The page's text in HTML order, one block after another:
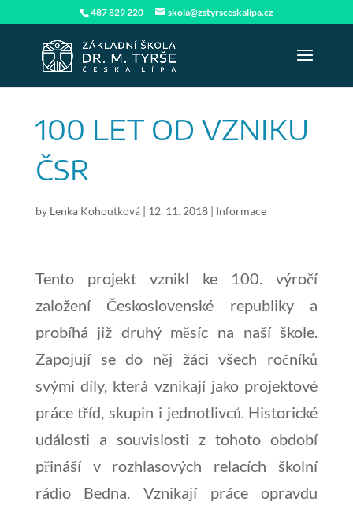
487 829 220 skola@zstyrsceskalipa.cz
100 LET OD VZNIKU
ČSR
by Lenka Kohoutková| 12. 11. 2018| Informace
Tento projekt vznikl ke 100. výročí
založení Československé republiky a
probíhá již druhý měsíc na naší škole.
Zapojují se do něj žáci všech ročníků
svými díly, která vznikají jako projektové
práce tříd, skupin i jednotlivců. Historické
události a souvislosti z tohoto období
přináší v rozhlasových relacích školní
rádio Bedna. Vznikají práce opravdu